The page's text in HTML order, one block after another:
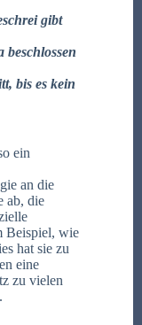
gibt
beschlossen
bis es kein
ein
an die
ab, die
Beispiel, wie
hat sie zu
eine
zu vielen